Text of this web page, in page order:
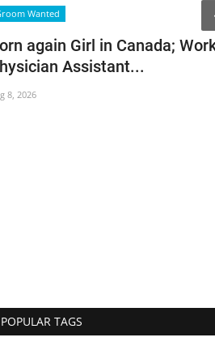
Wanted
again Girl in Canada;
Assistant...
8, 2026
POPULAR TAGS